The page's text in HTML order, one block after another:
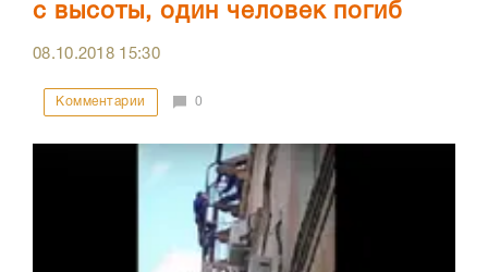
с высоты, один человек погиб
08.10.2018 15:30
Комментарии 0